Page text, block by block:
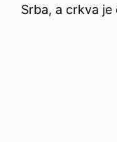
Srba, a crkva